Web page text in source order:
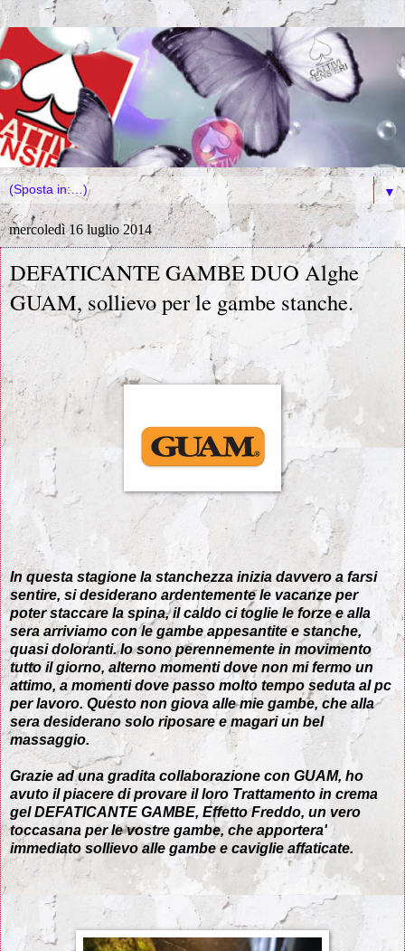
▼
mercoledì 16 luglio 2014
DEFATICANTE GAMBE DUO Alghe
GUAM, sollievo per le gambe stanche.
In questa stagione la stanchezza inizia davvero a farsi
sentire, si desiderano ardentemente le vacanze per
poter staccare la spina, il caldo ci toglie le forze e alla
sera arriviamo con le gambe appesantite e stanche,
quasi doloranti. Io sono perennemente in movimento
tutto il giorno, alterno momenti dove non mi fermo un
attimo, a momenti dove passo molto tempo seduta al pc
per lavoro. Questo non giova alle mie gambe, che alla
sera desiderano solo riposare e magari un bel
massaggio.
Grazie ad una gradita collaborazione con GUAM, ho
avuto il piacere di provare il loro Trattamento in crema
gel DEFATICANTE GAMBE, Effetto Freddo, un vero
toccasana per le vostre gambe, che apportera'
immediato sollievo alle gambe e caviglie affaticate.